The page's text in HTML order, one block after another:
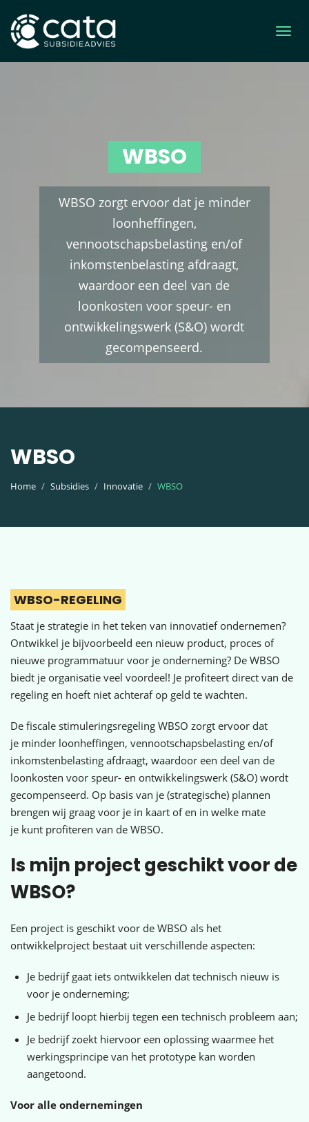
WBSO
WBSO zorgt ervoor dat je minder
loonheffingen,
vennootschapsbelasting en/of
inkomstenbelasting afdraagt,
waardoor een deel van de
loonkosten voor speur- en
ontwikkelingswerk (S&O) wordt
gecompenseerd.
WBSO
Home Subsidies Innovatie WBSO
WBSO-REGELING
Staat je strategie in het teken van innovatief ondernemen?
Ontwikkel je bijvoorbeeld een nieuw product, proces of
nieuwe programmatuur voor je onderneming? De WBSO
biedt je organisatie veel voordeel! Je profiteert direct van de
regeling en hoeft niet achteraf op geld te wachten.
De fiscale stimuleringsregeling WBSO zorgt ervoor dat
je minder loonheffingen, vennootschapsbelasting en/of
inkomstenbelasting afdraagt, waardoor een deel van de
loonkosten voor speur- en ontwikkelingswerk (S&O) wordt
gecompenseerd. Op basis van je (strategische) plannen
brengen wij graag voor je in kaart of en in welke mate
je kunt profiteren van de WBSO.
Is mijn project geschikt voor de
WBSO?
Een project is geschikt voor de WBSO als het
ontwikkelproject bestaat uit verschillende aspecten:
Je bedrijf gaat iets ontwikkelen dat technisch nieuw is
voor je onderneming;
Je bedrijf loopt hierbij tegen een technisch probleem aan;
Je bedrijf zoekt hiervoor een oplossing waarmee het
werkingsprincipe van het prototype kan worden
aangetoond.
Voor alle ondernemingen